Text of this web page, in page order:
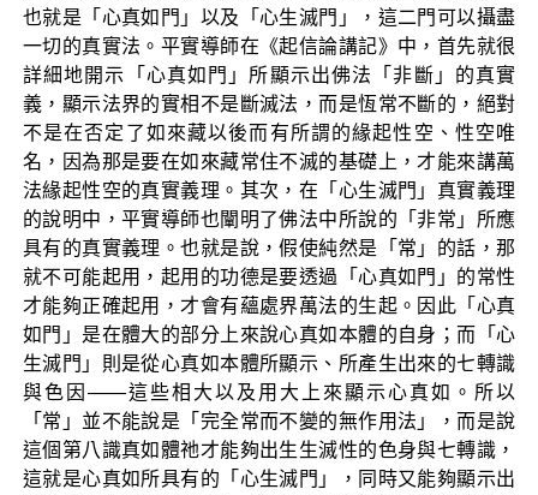
也就是「心真如門」以及「心生滅門」，這二門可以攝盡
一切的真實法。平實導師在《起信論講記》中，首先就很
詳細地開示「心真如門」所顯示出佛法「非斷」的真實
義，顯示法界的實相不是斷滅法，而是恆常不斷的，絕對
不是在否定了如來藏以後而有所謂的緣起性空、性空唯
名，因為那是要在如來藏常住不滅的基礎上，才能來講萬
法緣起性空的真實義理。其次，在「心生滅門」真實義理
的說明中，平實導師也闡明了佛法中所說的「非常」所應
具有的真實義理。也就是說，假使純然是「常」的話，那
就不可能起用，起用的功德是要透過「心真如門」的常性
才能夠正確起用，才會有蘊處界萬法的生起。因此「心真
如門」是在體大的部分上來說心真如本體的自身；而「心
生滅門」則是從心真如本體所顯示、所產生出來的七轉識
與色因——這些相大以及用大上來顯示心真如。所以
「常」並不能說是「完全常而不變的無作用法」，而是說
這個第八識真如體祂才能夠出生生滅性的色身與七轉識，
這就是心真如所具有的「心生滅門」，同時又能夠顯示出